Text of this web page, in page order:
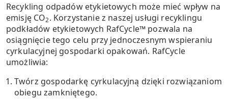
Recykling odpadów etykietowych może mieć wpływ na
emisję CO2. Korzystanie z naszej usługi recyklingu
podkładów etykietowych RafCycle™ pozwala na
osiągnięcie tego celu przy jednoczesnym wspieraniu
cyrkulacyjnej gospodarki opakowań. RafCycle
umożliwia:
Twórz gospodarkę cyrkulacyjną dzięki rozwiązaniom
obiegu zamkniętego.